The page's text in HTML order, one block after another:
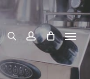
searchaccount
Menu